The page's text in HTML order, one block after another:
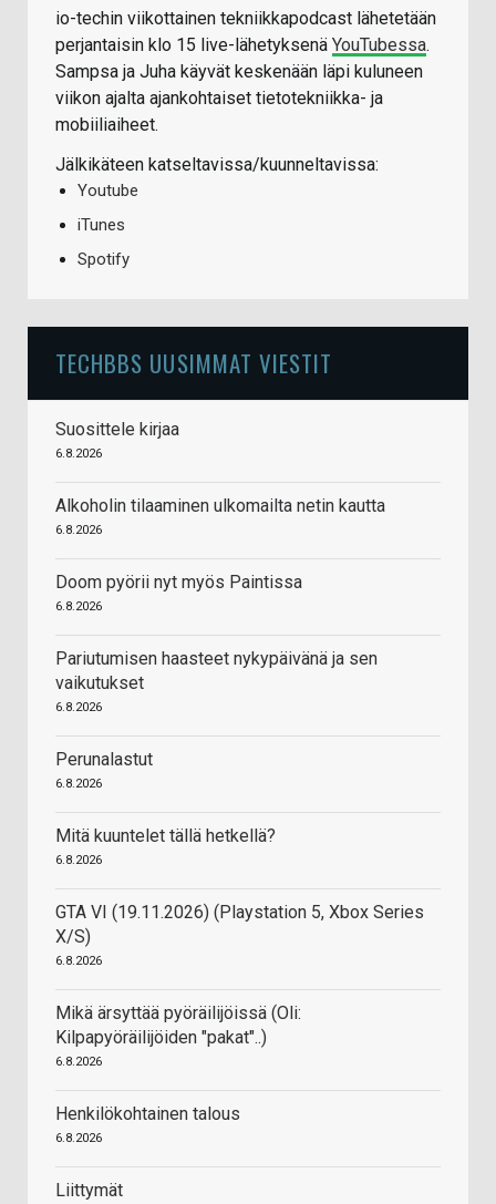
io-techin viikottainen tekniikkapodcast lähetetään
perjantaisin klo 15 live-lähetyksenä YouTubessa.
Sampsa ja Juha käyvät keskenään läpi kuluneen
viikon ajalta ajankohtaiset tietotekniikka- ja
mobiiliaiheet.
Jälkikäteen katseltavissa/kuunneltavissa:
Youtube
iTunes
Spotify
TECHBBS UUSIMMAT VIESTIT
Suosittele kirjaa
6.8.2026
Alkoholin tilaaminen ulkomailta netin kautta
6.8.2026
Doom pyörii nyt myös Paintissa
6.8.2026
Pariutumisen haasteet nykypäivänä ja sen
vaikutukset
6.8.2026
Perunalastut
6.8.2026
Mitä kuuntelet tällä hetkellä?
6.8.2026
GTA VI (19.11.2026) (Playstation 5, Xbox Series
X/S)
6.8.2026
Mikä ärsyttää pyöräilijöissä (Oli:
Kilpapyöräilijöiden "pakat"..)
6.8.2026
Henkilökohtainen talous
6.8.2026
Liittymät